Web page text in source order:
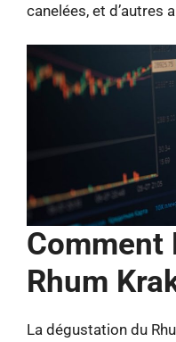
canelées, et d’autres
Comment
Rhum
La dégustation du